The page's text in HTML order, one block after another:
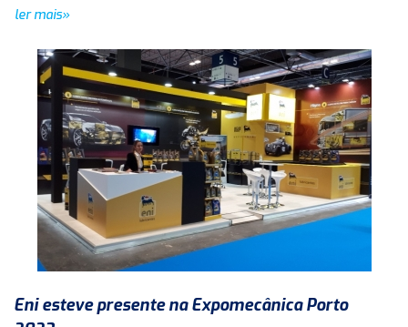
ler mais»
Eni esteve presente na Expomecânica Porto